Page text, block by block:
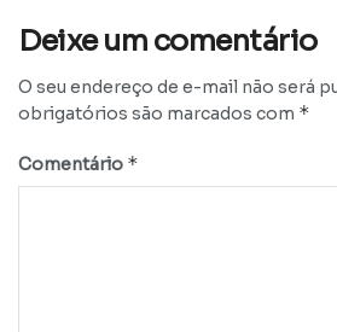
Deixe um comentário
O seu endereço de e-mail não será
obrigatórios são marcados com *
Comentário *